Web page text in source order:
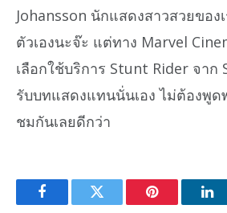
Johansson นักแสดงสาวสวยของ
ตัวเองนะจ๊ะ แต่ทาง Marvel
เลือกใช้บริการ Stunt Rider จาก
รับบทแสดงแทนนั่นเอง ไม่ต้องพู
ชมกันเลยดีกว่า
FacebookTwitter Pinterest